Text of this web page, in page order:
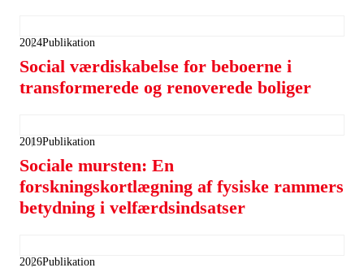
2024Publikation
Social værdiskabelse for beboerne i
transformerede og renoverede boliger
2019Publikation
Sociale mursten: En
forskningskortlægning af fysiske rammers
betydning i velfærdsindsatser
2026Publikation